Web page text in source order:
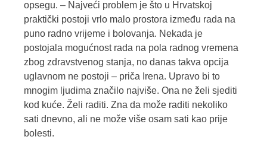
opsegu. – Najveći problem je što u Hrvatskoj
praktički postoji vrlo malo prostora između rada na
puno radno vrijeme i bolovanja. Nekada je
postojala mogućnost rada na pola radnog vremena
zbog zdravstvenog stanja, no danas takva opcija
uglavnom ne postoji – priča Irena. Upravo bi to
mnogim ljudima značilo najviše. Ona ne želi sjediti
kod kuće. Želi raditi. Zna da može raditi nekoliko
sati dnevno, ali ne može više osam sati kao prije
bolesti.